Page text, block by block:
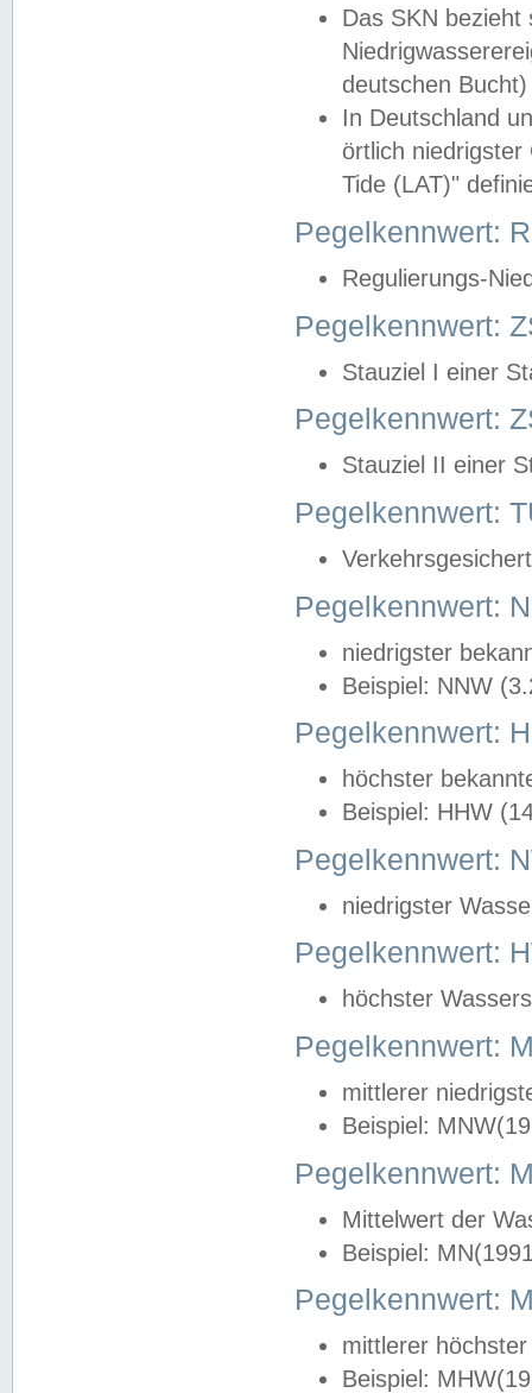
Das SKN
deutschen
In Deutschland
örtlich
Tide (LAT)"
Pegelkennwert:
Regulierungs-
Pegelkennwert:
Stauziel I einer
Pegelkennwert:
Stauziel II einer
Pegelkennwert:
Pegelkennwert:
niedrigster
Beispiel: NNW
Pegelkennwert:
höchster
Beispiel: HHW
Pegelkennwert:
niedrigster
Pegelkennwert:
höchster
Pegelkennwert:
mittlerer
Beispiel:
Pegelkennwert:
Mittelwert der
Beispiel:
Pegelkennwert:
mittlerer
Beispiel: